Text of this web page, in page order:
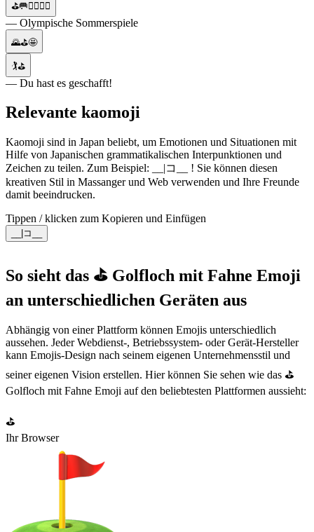
⛳🥅🏋️‍♀️🚴‍♂️
— Olympische Sommerspiele
🌄⛳🤩
🏌⛳
— Du hast es geschafft!
Relevante kaomoji
Kaomoji sind in Japan beliebt, um Emotionen und Situationen mit
Hilfe von Japanischen grammatikalischen Interpunktionen und
Zeichen zu teilen. Zum Beispiel: __|コ__ ! Sie können diesen
kreativen Stil in Massanger und Web verwenden und Ihre Freunde
damit beeindrucken.
Tippen / klicken zum Kopieren und Einfügen
__|コ__
So sieht das ⛳ Golfloch mit Fahne Emoji
an unterschiedlichen Geräten aus
Abhängig von einer Plattform können Emojis unterschiedlich
aussehen. Jeder Webdienst-, Betriebssystem- oder Gerät-Hersteller
kann Emojis-Design nach seinem eigenen Unternehmensstil und
seiner eigenen Vision erstellen. Hier können Sie sehen wie das ⛳
Golfloch mit Fahne Emoji auf den beliebtesten Plattformen aussieht:
⛳
Ihr Browser